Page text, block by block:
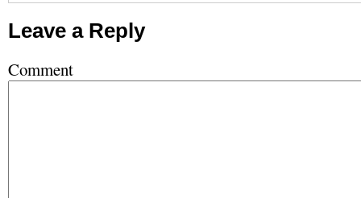
Leave a Reply
Comment